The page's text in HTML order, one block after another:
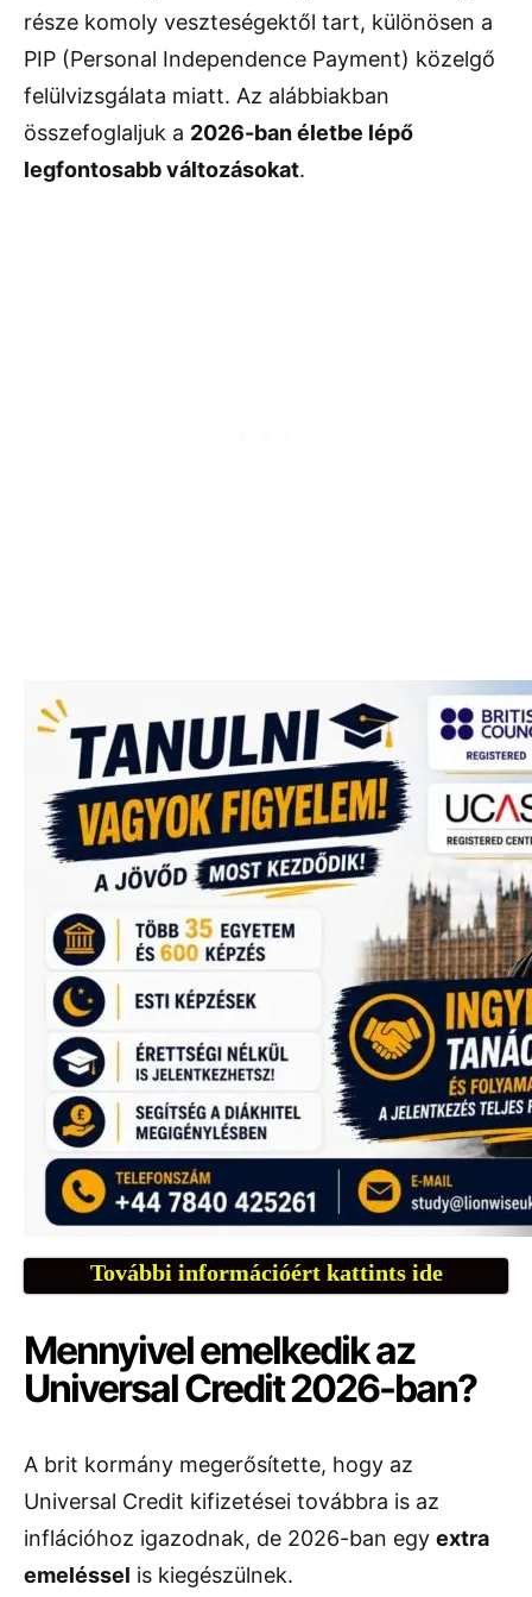
része komoly veszteségektől tart, különösen a
PIP (Personal Independence Payment) közelgő
felülvizsgálata miatt. Az alábbiakban
összefoglaljuk a 2026-ban életbe lépő
legfontosabb változásokat.
További információért kattints ide
Mennyivel emelkedik az
Universal Credit 2026-ban?
A brit kormány megerősítette, hogy az
Universal Credit kifizetései továbbra is az
inflációhoz igazodnak, de 2026-ban egy extra
emeléssel is kiegészülnek.